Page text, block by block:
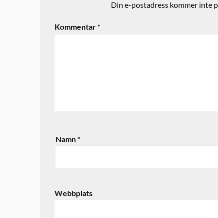
Din e-postadress kommer inte
Kommentar*
Namn*
Webbplats